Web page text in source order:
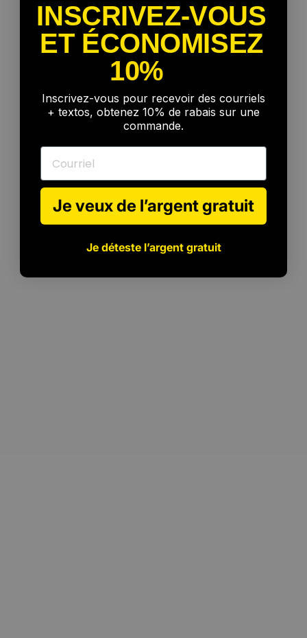
chaque
compétence
INSCRIVEZ-VOUS
ET ÉCONOMISEZ
10%
Inscrivez-vous pour recevoir des courriels
+ textos, obtenez 10% de rabais sur une
commande.
Courriel
Je veux de l’argent gratuit
Je déteste l’argent gratuit